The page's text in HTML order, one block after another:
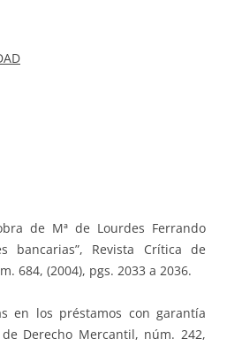
de Mª de Lourdes Ferrando
bancarias”, Revista Crítica de
684, (2004), pgs. 2033 a 2036.
en los préstamos con garantía
Derecho Mercantil, núm. 242,